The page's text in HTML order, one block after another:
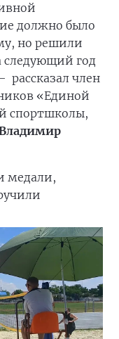
должно было
но решили
следующий год
рассказал член
«Единой
спортшколы,
медали,